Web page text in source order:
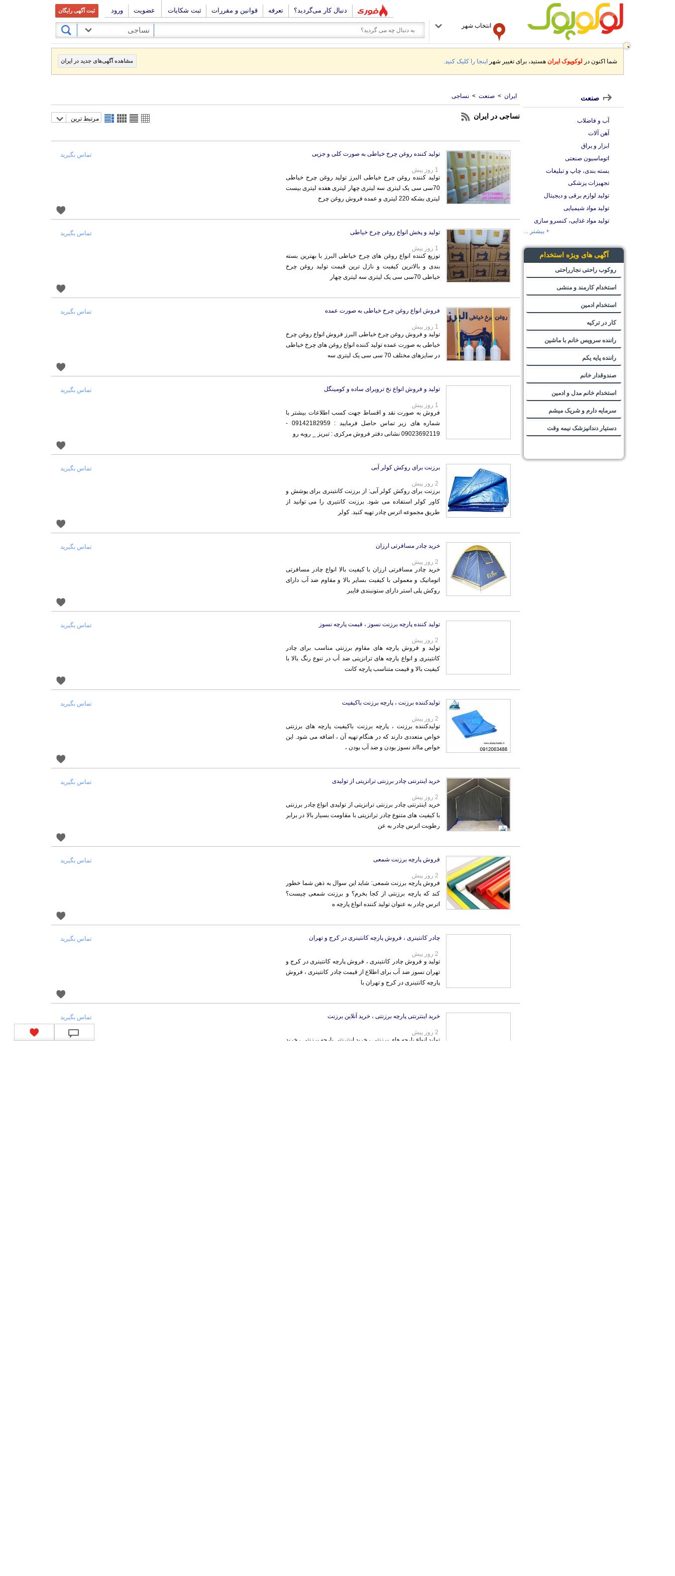
دنبال کار می‌گردید؟ تعرفه قوانین و مقررات ثبت شکایات عضویت ورود ثبت آگهی رایگان
انتخاب شهر
نساجی
شما اکنون در لوکوپوک ایران هستید، برای تغییر شهر اینجا را کلیک کنید. مشاهده آگهی‌های جدید در ایران
ایران > صنعت > نساجی
نساجی در ایران مرتبط ترین
تولید کننده روغن چرخ خیاطی به صورت کلی و جزیی
تولید کننده روغن چرخ خیاطی البرز تولید روغن چرخ خیاطی
70سی سی یک لیتری سه لیتری چهار لیتری هفده لیتری بیست
لیتری بشکه 220 لیتری و عمده فروش روغن چرخ
1 روز پیش
تماس بگیرید
تولید و پخش انواع روغن چرخ خیاطی
توزیع کننده انواع روغن های چرخ خیاطی البرز با بهترین بسته
بندی و بالاترین کیفیت و نازل ترین قیمت تولید روغن چرخ
خیاطی 70سی سی یک لیتری سه لیتری چهار
1 روز پیش
تماس بگیرید
فروش انواع روغن چرخ خیاطی به صورت عمده
تولید و فروش روغن چرخ خیاطی البرز فروش انواع روغن چرخ
خیاطی به صورت عمده تولید کننده انواع روغن های چرخ خیاطی
در سایزهای مختلف 70 سی سی یک لیتری سه
1 روز پیش
تماس بگیرید
تولید و فروش انواع نخ ترویرای ساده و کومینگل
فروش به صورت نقد و اقساط جهت کسب اطلاعات بیشتر با
شماره های زیر تماس حاصل فرمایید : 09142182959 -
09023692119 نشانی دفتر فروش مرکزی : تبریز _ روبه رو
1 روز پیش
تماس بگیرید
برزنت برای روکش کولر آبی
برزنت برای روکش کولر آبی: از برزنت کانتینری برای پوشش و
کاور کولر استفاده می شود. برزنت کانتیری را می توانید از
طریق مجموعه اترس چادر تهیه کنید. کولر
2 روز پیش
تماس بگیرید
خرید چادر مسافرتی ارزان
خرید چادر مسافرتی ارزان با کیفیت بالا انواع چادر مسافرتی
اتوماتیک و معمولی با کیفیت بسایر بالا و مقاوم ضد آب دارای
روکش پلی استر دارای ستونبندی فایبر
2 روز پیش
تماس بگیرید
تولید کننده پارچه برزنت نسوز ، قیمت پارچه نسوز
تولید و فروش پارچه های مقاوم برزنتی مناسب برای چادر
کانتینری و انواع پارچه های ترانزیتی ضد آب در تنوع رنگ بالا با
کیفیت بالا و قیمت متناسب پارچه کانت
2 روز پیش
تماس بگیرید
تولیدکننده برزنت ، پارچه برزنت باکیفیت
تولیدکننده برزنت ، پارچه برزنت باکیفیت پارچه های برزنتی
خواص متعددی دارند که در هنگام تهیه آن ، اضافه می شود. این
خواص مااند نسوز بودن و ضد آب بودن ،
2 روز پیش
تماس بگیرید
خرید اینترنتی چادر برزنتی ترانزیتی از تولیدی
خرید اینترنتی چادر برزنتی ترانزیتی از تولیدی انواع چادر برزنتی
با کیفیت های متنوع چادر ترانزیتی با مقاومت بسیار بالا در برابر
رطوبت اترس چادر به عن
2 روز پیش
تماس بگیرید
فروش پارچه برزنت شمعی
فروش پارچه برزنت شمعی: شاید این سوال به ذهن شما خطور
کند که پارچه برزنتی از کجا بخرم؟ و برزنت شمعی چیست؟
اترس چادر به عنوان تولید کننده انواع پارچه ه
2 روز پیش
تماس بگیرید
چادر کانتینری ، فروش پارچه کانتینری در کرج و تهران
تولید و فروش چادر کانتینری ، فروش پارچه کانتینری در کرج و
تهران نسوز ضد آب برای اطلاع از قیمت چادر کانتینری ، فروش
پارچه کانتینری در کرج و تهران با
2 روز پیش
تماس بگیرید
خرید اینترنتی پارچه برزنتی ، خرید آنلاین برزنت
تولید انواع پارچه های برزنتی ، خرید اینترنتی پارچه برزنتی ، خرید
آنلاین برزنت ارائه پارچه های برزنتی با کیفیت و دوخت خوب
2 روز پیش
تماس بگیرید
صنعت
آب و فاضلاب
آهن آلات
ابزار و یراق
اتوماسیون صنعتی
بسته بندی، چاپ و تبلیغات
تجهیزات پزشکی
تولید لوازم برقی و دیجیتال
تولید مواد شیمیایی
تولید مواد غذایی، کنسرو سازی
+ بیشتر ...
آگهی های ویژه استخدام
روکوب راحتی نجارراحتی
استخدام کارمند و منشی
استخدام ادمین
کار در ترکیه
راننده سرویس خانم با ماشین
راننده پایه یکم
صندوقدار خانم
استخدام خانم مدل و ادمین
سرمایه دارم و شریک میشم
دستیار دندانپزشک نیمه وقت